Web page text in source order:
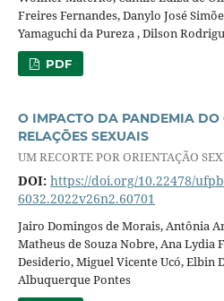
Freires Fernandes, Danylo José
Yamaguchi da Pureza , Dilson
PDF
O IMPACTO DA PANDEMIA DO
RELAÇÕES SEXUAIS
UM RECORTE POR ORIENTAÇÃO
DOI: https://doi.org/10.22478/
6032.2022v26n2.60701
Jairo Domingos de Morais, Antônia
Matheus de Souza Nobre, Ana Lydia
Desiderio, Miguel Vicente Ucó, Elbin
Albuquerque Pontes